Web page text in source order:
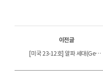
이전글
[미국 23-12호] 알파 세대(Gen Alpha) 이해하기